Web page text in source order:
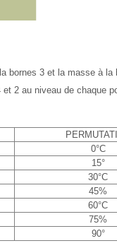
bornes 3 et la masse à la
2 au niveau de chaque
0°C
15°
30°C
45%
60°C
75%
90°